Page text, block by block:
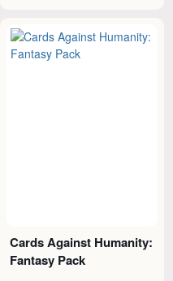
Cards Against Humanity:
Fantasy Pack